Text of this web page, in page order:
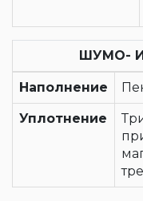
ШУМО-
Наполнение
Уплотнение